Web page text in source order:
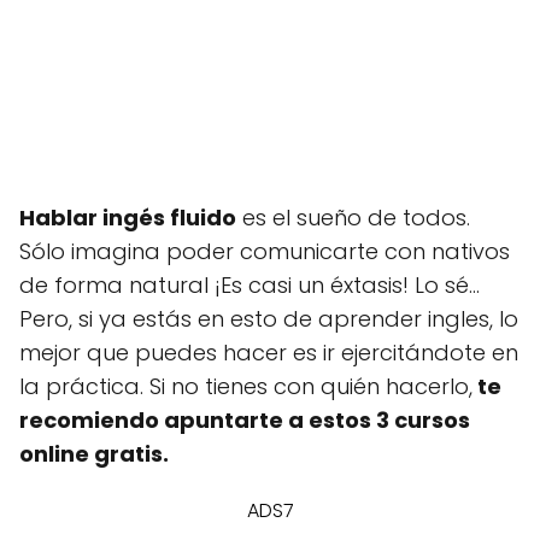
Hablar ingés fluido es el sueño de todos.
Sólo imagina poder comunicarte con nativos
de forma natural ¡Es casi un éxtasis! Lo sé...
Pero, si ya estás en esto de aprender ingles, lo
mejor que puedes hacer es ir ejercitándote en
la práctica. Si no tienes con quién hacerlo, te
recomiendo apuntarte a estos 3 cursos
online gratis.
ADS7